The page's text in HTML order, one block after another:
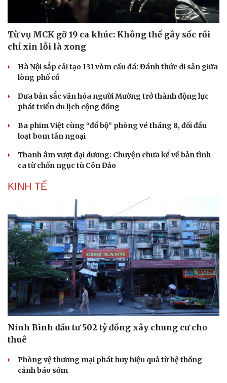
Du lịch
Tư vấn
Săn Tour
check-in
Podcast
Câu chuyện thời sự
Đọc truyện đêm khuya
Cửa sổ tình yêu
Kể chuyện cho bé
Hạt giống tâm hồn
Từ vụ MCK gỡ 19 ca khúc: Không thể gây sốc rồi
chỉ xin lỗi là xong
Hà Nội sắp cải tạo 131 vòm cầu đá: Đánh thức di sản giữa
lòng phố cổ
Đưa bản sắc văn hóa người Mường trở thành động lực
phát triển du lịch cộng đồng
Ba phim Việt cùng “đổ bộ” phòng vé tháng 8, đối đầu
loạt bom tấn ngoại
Thanh âm vượt đại dương: Chuyện chưa kể về bản tình
ca từ chốn ngục tù Côn Đảo
KINH TẾ
Ninh Bình đầu tư 502 tỷ đồng xây chung cư cho
thuê
Phòng vệ thương mại phát huy hiệu quả từ hệ thống
cảnh báo sớm